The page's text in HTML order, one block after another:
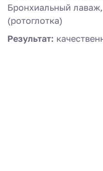
Бронхиальный
(ротоглотка)
Результат: